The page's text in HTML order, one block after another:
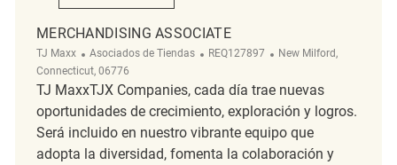
MERCHANDISING ASSOCIATE
TJ Maxx Categoría
Asociados de Tiendas ReqId
REQ127897 Ubicación
New Milford,
Connecticut, 06776
TJ MaxxTJX Companies, cada día trae nuevas
oportunidades de crecimiento, exploración y logros.
Será incluido en nuestro vibrante equipo que
adopta la diversidad, fomenta la colaboración y